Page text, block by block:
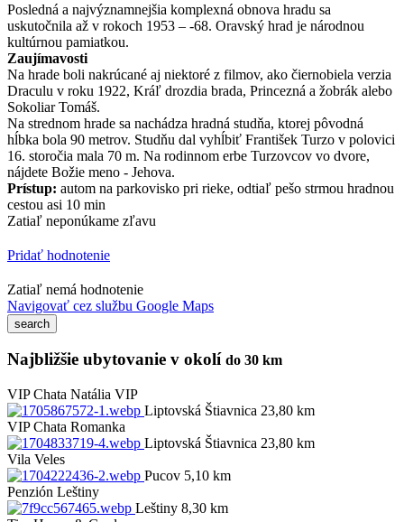
Posledná a najvýznamnejšia komplexná obnova hradu sa
uskutočnila až v rokoch 1953 – -68. Oravský hrad je národnou
kultúrnou pamiatkou.
Zaujímavosti
Na hrade boli nakrúcané aj niektoré z filmov, ako čiernobiela verzia
Draculu v roku 1922, Kráľ drozdia brada, Princezná a žobrák alebo
Sokoliar Tomáš.
Na strednom hrade sa nachádza hradná studňa, ktorej pôvodná
hĺbka bola 90 metrov. Studňu dal vyhĺbiť František Turzo v polovici
16. storočia mala 70 m. Na rodinnom erbe Turzovcov vo dvore,
nájdete Božie meno - Jehova.
Prístup: autom na parkovisko pri rieke, odtiaľ pešo strmou hradnou
cestou asi 10 min
Zatiaľ neponúkame zľavu
Pridať hodnotenie
Zatiaľ nemá hodnotenie
Navigovať cez službu Google Maps
Najbližšie ubytovanie v okolí do 30 km
VIPChata Natália VIP
Liptovská Štiavnica 23,80 km
VIPChata Romanka
Liptovská Štiavnica 23,80 km
Vila Veles
Pucov 5,10 km
Penzión Leštiny
Leštiny 8,30 km